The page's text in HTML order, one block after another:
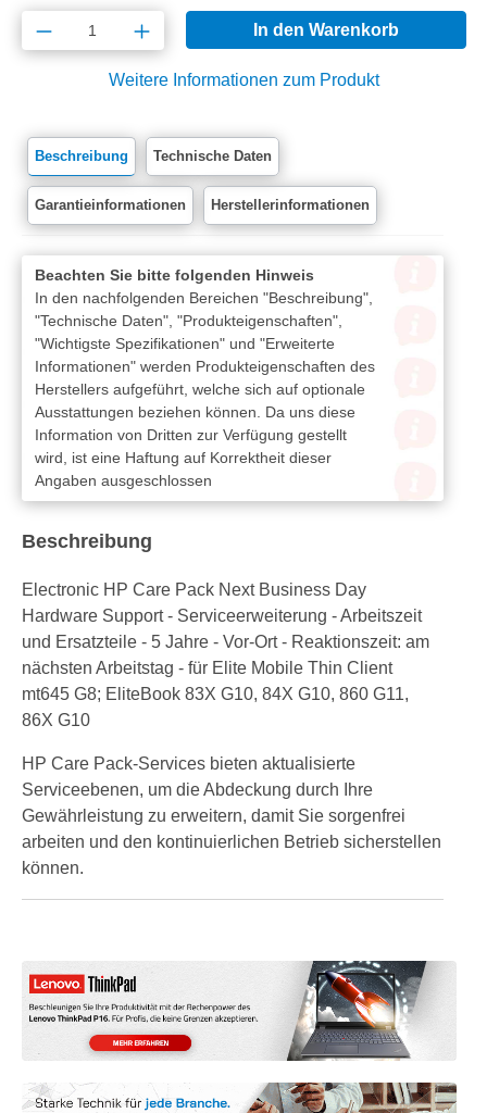
Produkt Anzahl: Gib den gewünschten
In den Warenkorb
Weitere Informationen zum Produkt
Beschreibung Technische Daten
Garantieinformationen Herstellerinformationen
Beachten Sie bitte folgenden Hinweis
In den nachfolgenden Bereichen "Beschreibung",
"Technische Daten", "Produkteigenschaften",
"Wichtigste Spezifikationen" und "Erweiterte
Informationen" werden Produkteigenschaften des
Herstellers aufgeführt, welche sich auf optionale
Ausstattungen beziehen können. Da uns diese
Information von Dritten zur Verfügung gestellt
wird, ist eine Haftung auf Korrektheit dieser
Angaben ausgeschlossen
Beschreibung
Electronic HP Care Pack Next Business Day
Hardware Support - Serviceerweiterung - Arbeitszeit
und Ersatzteile - 5 Jahre - Vor-Ort - Reaktionszeit: am
nächsten Arbeitstag - für Elite Mobile Thin Client
mt645 G8; EliteBook 83X G10, 84X G10, 860 G11,
86X G10
HP Care Pack-Services bieten aktualisierte
Serviceebenen, um die Abdeckung durch Ihre
Gewährleistung zu erweitern, damit Sie sorgenfrei
arbeiten und den kontinuierlichen Betrieb sicherstellen
können.